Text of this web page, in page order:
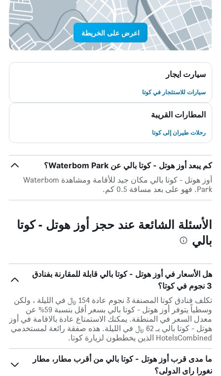
اعرض على الخريطة
سيارت ايجار
سيارات للاستئجار في كوتا
المطارات القريبة
رحلات طيران إلى كوتا
كم يبعد أوز هوتل - كوتا بالي عن Waterbom Park؟
أوز هوتل - كوتا بالي مكان جيد للأقامة ومشاهدة Waterbom
Park. فهو على بعد مسافة 0.5 كم.
الأسئلة الشائعة عند حجز أوز هوتل - كوتا
بالي
هل الأسعار في أوز هوتل - كوتا بالي قابلة للمقارنة بفنادق
3 نجوم في كوتا؟
تكلف فنادق كوتا المصنفة 3 نجوم عادة 154 ﷼ في الليلة ، ولكن
وسطياً يتوفر أوز هوتل - كوتا بالي بسعر أقل بنسبة 59% عن
معدل السعر في المنطقة. يمكنك الاستمتاع عادة بالاقامة في أوز
هوتل - كوتا بالي بـ 62 ﷼ في الليلة. هذه صفقة رائعة لمستخدمي
HotelsCombined الذين يخططون لزيارة كوتا.
ما مدى قرب أوز هوتل - كوتا بالي من أقرب مطار، مطار
نغورا راى الدولى؟